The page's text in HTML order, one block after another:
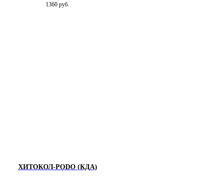
1360 руб.
ХИТОКОЛ-PODO (КДА)